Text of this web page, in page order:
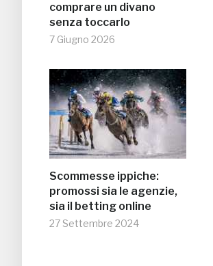
comprare un divano
senza toccarlo
7 Giugno 2026
Scommesse ippiche:
promossi sia le agenzie,
sia il betting online
27 Settembre 2024